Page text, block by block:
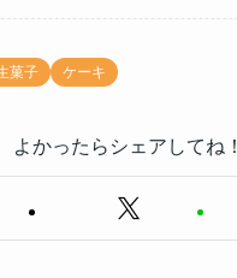
菓子 ケーキ
よかったらシェアしてね！